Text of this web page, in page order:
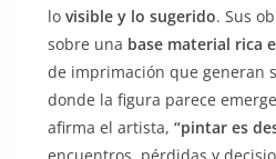
lo visible y lo sugerido. Sus
sobre una base material rica
de imprimación que generan
donde la figura parece
afirma el artista, “pintar es